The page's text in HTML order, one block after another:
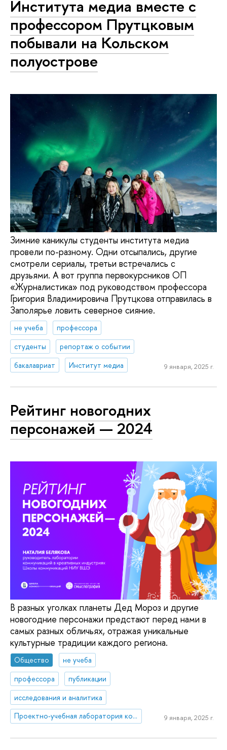
Института медиа вместе с
профессором Прутцковым
побывали на Кольском
полуострове
Зимние каникулы студенты института медиа
провели по-разному. Одни отсыпались, другие
смотрели сериалы, третьи встречались с
друзьями. А вот группа первокурсников ОП
«Журналистика» под руководством профессора
Григория Владимировича Прутцкова отправилась в
Заполярье ловить северное сияние.
не учеба
профессора
студенты
репортаж о событии
бакалавриат
Институт медиа 9 января, 2025 г.
Рейтинг новогодних
персонажей — 2024
В разных уголках планеты Дед Мороз и другие
новогодние персонажи предстают перед нами в
самых разных обличьях, отражая уникальные
культурные традиции каждого региона.
Общество
не учеба
профессора
публикации
исследования и аналитика
Проектно-учебная лаборатория коммуникаций в креативных индустриях
9 января, 2025 г.